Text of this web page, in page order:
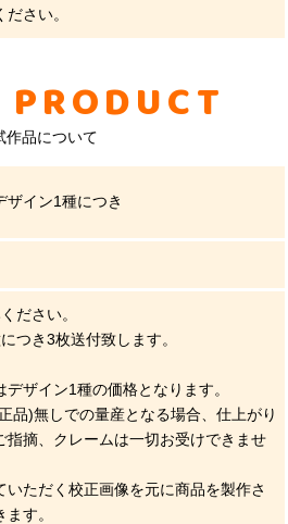
さい。
作品について
ザイン1種につき
ださい。
つき3枚送付致します。
ザイン1種の価格となります。
品)無しでの量産となる場合、仕上がり
指摘、クレームは一切お受けできませ
いただく校正画像を元に商品を製作さ
す。